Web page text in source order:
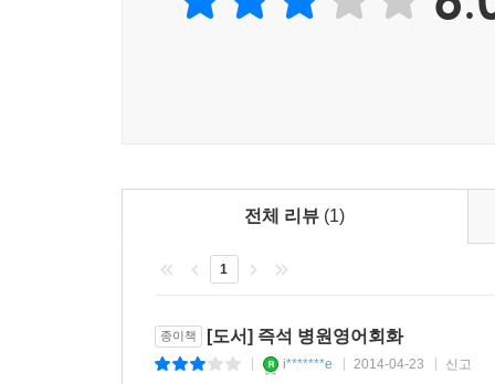
전체 리뷰 (1)
1
종이책 [도서] 즉석 병원영어회화
i*******e 2014-04-23 신고